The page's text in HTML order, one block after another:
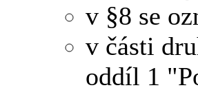
v §8 se
v části
oddíl 1